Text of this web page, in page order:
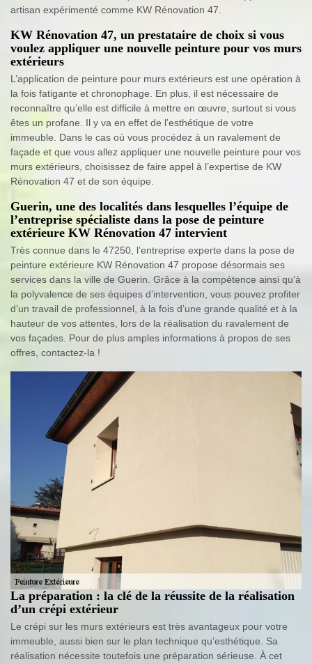
artisan expérimenté comme KW Rénovation 47.
KW Rénovation 47, un prestataire de choix si vous
voulez appliquer une nouvelle peinture pour vos murs
extérieurs
L’application de peinture pour murs extérieurs est une opération à
la fois fatigante et chronophage. En plus, il est nécessaire de
reconnaître qu’elle est difficile à mettre en œuvre, surtout si vous
êtes un profane. Il y va en effet de l’esthétique de votre
immeuble. Dans le cas où vous procédez à un ravalement de
façade et que vous allez appliquer une nouvelle peinture pour vos
murs extérieurs, choisissez de faire appel à l’expertise de KW
Rénovation 47 et de son équipe.
Guerin, une des localités dans lesquelles l’équipe de
l’entreprise spécialiste dans la pose de peinture
extérieure KW Rénovation 47 intervient
Très connue dans le 47250, l’entreprise experte dans la pose de
peinture extérieure KW Rénovation 47 propose désormais ses
services dans la ville de Guerin. Grâce à la compétence ainsi qu’à
la polyvalence de ses équipes d’intervention, vous pouvez profiter
d’un travail de professionnel, à la fois d’une grande qualité et à la
hauteur de vos attentes, lors de la réalisation du ravalement de
vos façades. Pour de plus amples informations à propos de ses
offres, contactez-la !
La préparation : la clé de la réussite de la réalisation
d’un crépi extérieur
Le crépi sur les murs extérieurs est très avantageux pour votre
immeuble, aussi bien sur le plan technique qu’esthétique. Sa
réalisation nécessite toutefois une préparation sérieuse. À cet